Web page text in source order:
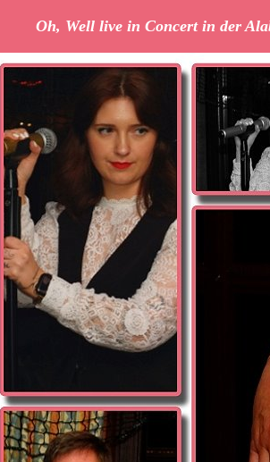
Oh, Well live in Concert in der